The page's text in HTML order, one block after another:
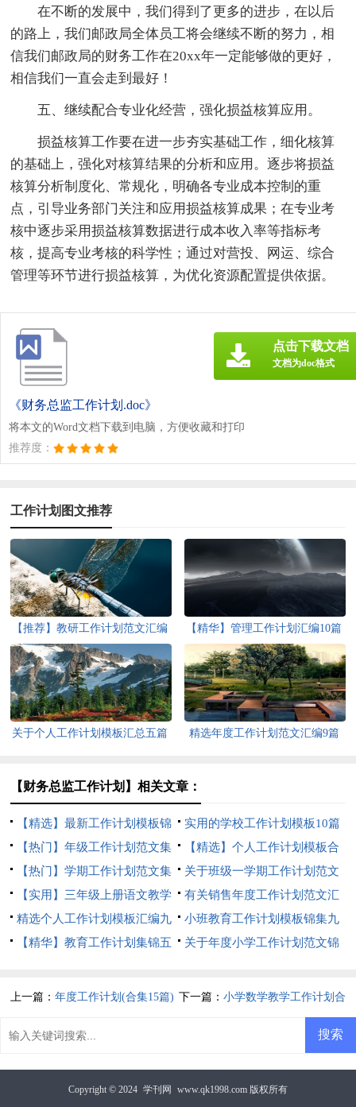
在不断的发展中，我们得到了更多的进步，在以后
的路上，我们邮政局全体员工将会继续不断的努力，相
信我们邮政局的财务工作在20xx年一定能够做的更好，
相信我们一直会走到最好！
五、继续配合专业化经营，强化损益核算应用。
损益核算工作要在进一步夯实基础工作，细化核算
的基础上，强化对核算结果的分析和应用。逐步将损益
核算分析制度化、常规化，明确各专业成本控制的重
点，引导业务部门关注和应用损益核算成果；在专业考
核中逐步采用损益核算数据进行成本收入率等指标考
核，提高专业考核的科学性；通过对营投、网运、综合
管理等环节进行损益核算，为优化资源配置提供依据。
《财务总监工作计划.doc》
将本文的Word文档下载到电脑，方便收藏和打印
推荐度：
点击下载文档
文档为doc格式
工作计划图文推荐
【推荐】教研工作计划范文汇编
五篇
【精华】管理工作计划汇编10篇
关于个人工作计划模板汇总五篇 精选年度工作计划范文汇编9篇
【财务总监工作计划】相关文章：
【精选】最新工作计划模板锦
集八篇
实用的学校工作计划模板10篇
【热门】年级工作计划范文集
合八篇
【精选】个人工作计划模板合
集7篇
【热门】学期工作计划范文集
锦8篇
关于班级一学期工作计划范文
锦集九篇
【实用】三年级上册语文教学
工作计划3篇
有关销售年度工作计划范文汇
总九篇
精选个人工作计划模板汇编九
篇
小班教育工作计划模板锦集九
篇
【精华】教育工作计划集锦五
关于年度小学工作计划范文锦
上一篇：年度工作计划(合集15篇) 下一篇： 小学数学教学工作计划合
Copyright © 2024 学刊网 www.qk1998.com 版权所有